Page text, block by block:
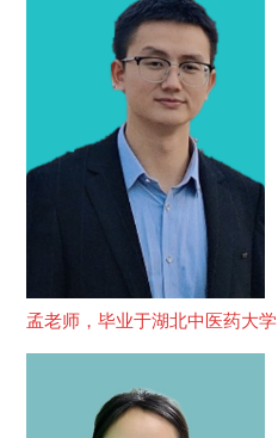
孟老师，毕业于湖北中医药大学